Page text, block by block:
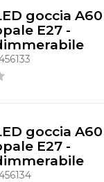
goccia A60
E27 -
goccia A60
E27 -